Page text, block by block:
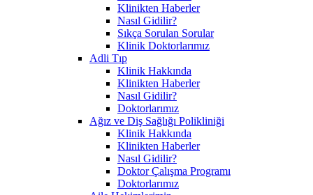
Klinikten Haberler
Nasıl Gidilir?
Sıkça Sorulan Sorular
Klinik Doktorlarımız
Adli Tıp
Klinik Hakkında
Klinikten Haberler
Nasıl Gidilir?
Doktorlarımız
Ağız ve Diş Sağlığı Polikliniği
Klinik Hakkında
Klinikten Haberler
Nasıl Gidilir?
Doktor Çalışma Programı
Doktorlarımız